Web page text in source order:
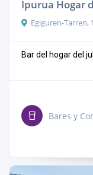
Ipurua Hogar
Egiguren-Tarren,
Bar del hogar del
Bares y